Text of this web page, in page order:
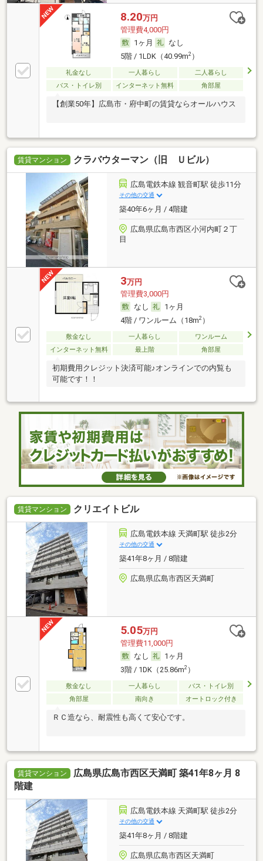
8.20万円
管理費4,000円
1ヶ月
なし
5階 / 1LDK（40.99m2）
礼金なし 一人暮らし
二人暮らし
バス・トイレ別
インターネット無料 角部屋
【創業50年】広島市・府中町の賃貸ならオールハウス
賃貸マンション クラバウターマン（旧 Ｕビル）
広島電鉄本線 観音町駅 徒歩11分
その他の交通
築40年6ヶ月 / 4階建
広島県広島市西区小河内町２丁
目
3万円
管理費3,000円
なし
1ヶ月
4階 / ワンルーム（18m2）
敷金なし 一人暮らし
ワンルーム
インターネット無料
最上階 角部屋
初期費用クレジット決済可能♪オンラインでの内覧も
可能です！！
賃貸マンション クリエイトビル
広島電鉄本線 天満町駅 徒歩2分
その他の交通
築41年8ヶ月 / 8階建
広島県広島市西区天満町
5.05万円
管理費11,000円
なし
1ヶ月
3階 / 1DK（25.86m2）
敷金なし 一人暮らし
バス・トイレ別
角部屋
南向き オートロック付き
ＲＣ造なら、耐震性も高くて安心です。
賃貸マンション
広島県広島市西区天満町 築41年8ヶ月 8
階建
広島電鉄本線 天満町駅 徒歩2分
その他の交通
築41年8ヶ月 / 8階建
広島県広島市西区天満町